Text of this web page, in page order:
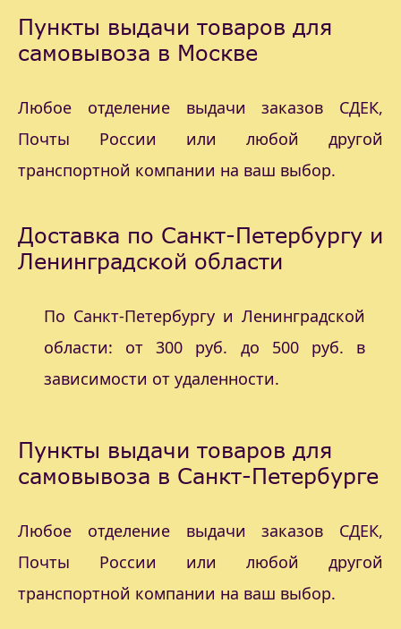
Пункты выдачи товаров для
самовывоза в Москве
Любое отделение выдачи заказов СДЕК,
Почты России или любой другой
транспортной компании на ваш выбор.
Доставка по Санкт-Петербургу и
Ленинградской области
По Санкт-Петербургу и Ленинградской
области: от 300 руб. до 500 руб. в
зависимости от удаленности.
Пункты выдачи товаров для
самовывоза в Санкт-Петербурге
Любое отделение выдачи заказов СДЕК,
Почты России или любой другой
транспортной компании на ваш выбор.